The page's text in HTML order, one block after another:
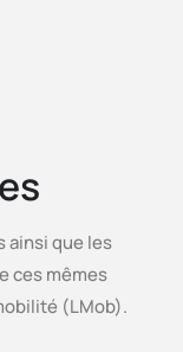
ainsi que les
ces mêmes
(LMob).